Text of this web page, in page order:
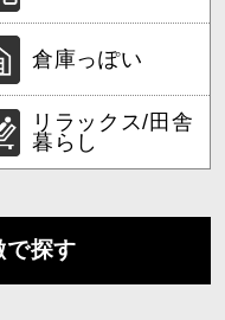
倉庫っぽい
リラックス/田舎
暮らし
で探す